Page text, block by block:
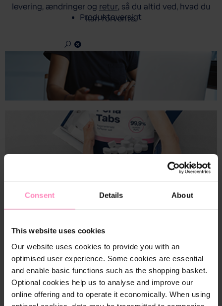
Consent Details About
This website uses cookies
Our website uses cookies to provide you with an
optimised user experience. Some cookies are essential
and enable basic functions such as the shopping basket.
Optional cookies help us to analyse and improve our
online offering and to operate it economically. When using
Produktoversigt
levering, ændringer og retur, så du altid ved, hvad du
kan forvente.